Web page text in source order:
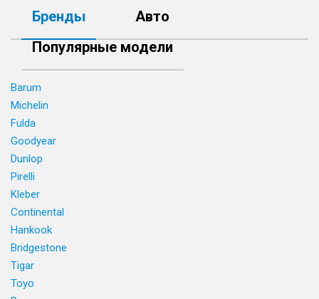
Бренды
Авто
Популярные модели
Barum
Michelin
Fulda
Goodyear
Dunlop
Pirelli
Kleber
Continental
Hankook
Bridgestone
Tigar
Toyo